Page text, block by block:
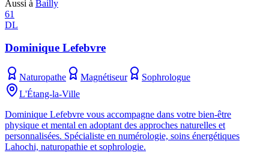
Aussi à Bailly
61
DL
Dominique Lefebvre
Naturopathe Magnétiseur
Sophrologue
L'Étang-la-Ville
Dominique Lefebvre vous accompagne dans votre bien-être
physique et mental en adoptant des approches naturelles et
personnalisées. Spécialiste en numérologie, soins énergétiques
Lahochi, naturopathie et sophrologie.